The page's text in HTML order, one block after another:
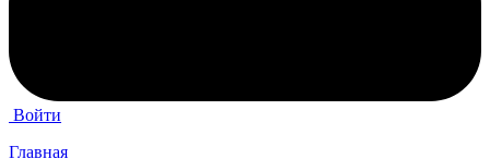
Войти
Главная